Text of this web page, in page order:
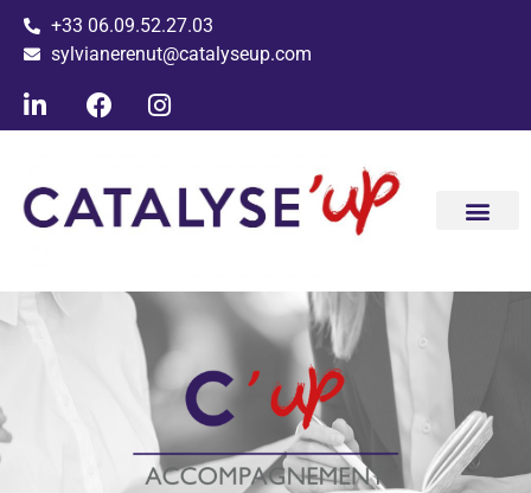
+33 06.09.52.27.03
sylvianerenut@catalyseup.com